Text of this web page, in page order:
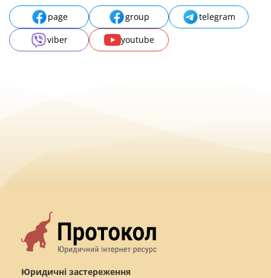
page group
telegram
viber
youtube
Юридичні застереження